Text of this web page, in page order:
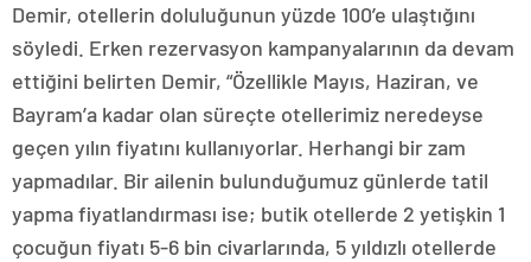
Demir, otellerin doluluğunun yüzde 100’e ulaştığını
söyledi. Erken rezervasyon kampanyalarının da devam
ettiğini belirten Demir, “Özellikle Mayıs, Haziran, ve
Bayram’a kadar olan süreçte otellerimiz neredeyse
geçen yılın fiyatını kullanıyorlar. Herhangi bir zam
yapmadılar. Bir ailenin bulunduğumuz günlerde tatil
yapma fiyatlandırması ise; butik otellerde 2 yetişkin 1
çocuğun fiyatı 5-6 bin civarlarında, 5 yıldızlı otellerde